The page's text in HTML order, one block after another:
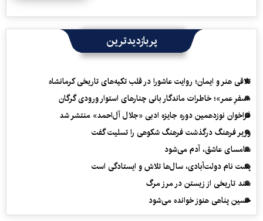
پربازدیدترین
تلاقی هنر و ایمان؛ روایت عاشورا در قلب تکیه‌های تاریخی کرمانشاه
«سفرِ عمر»؛ خاطرات ماندگار بانی چنارهای استوار ورودی گرگان
فراخوان نوزدهمین دوره جایزه ادبی «جلال آل‌احمد» منتشر شد
وزیر فرهنگ درگذشت فرهنگ شکوهی را تسلیت گفت
سامسای عاشق، آدم می‌شود
پشت نام دولت‌آبادی، سال‌ها تلاش و ایستادگی است
سند تاریخی از زیستن در مرز مرگ
حسین پناهی هنوز خوانده می‌شود